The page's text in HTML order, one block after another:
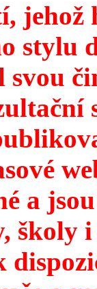
stylu
svou
a
školy